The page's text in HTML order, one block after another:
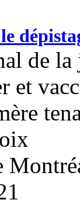
de la
et